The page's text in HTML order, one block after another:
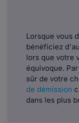
Lorsque vous
bénéficiez
lors que votre
équivoque.
sûr de votre
de démission
dans les plus